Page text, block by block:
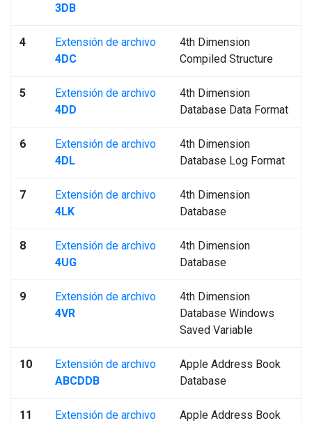
3DB
4
Extensión de archivo
4DC
4th Dimension
Compiled Structure
5
Extensión de archivo
4DD
4th Dimension
Database Data Format
6
Extensión de archivo
4DL
4th Dimension
Database Log Format
7
Extensión de archivo
4LK
4th Dimension
Database
8
Extensión de archivo
4UG
4th Dimension
Database
9
Extensión de archivo
4VR
4th Dimension
Database Windows
Saved Variable
10
Extensión de archivo
ABCDDB
Apple Address Book
Database
11
Extensión de archivo
Apple Address Book